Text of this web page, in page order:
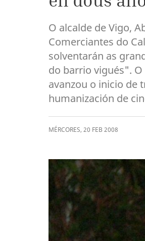
O alcalde de Vigo,
Comerciantes do
solventarán as
do barrio vigués".
avanzou o inicio de
humanización de
MÉRCORES, 20 FEB 2008